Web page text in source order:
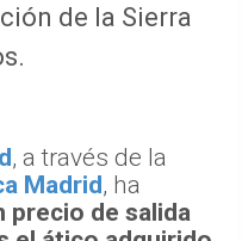
de la Sierra
, a través de la
Madrid, ha
precio de salida